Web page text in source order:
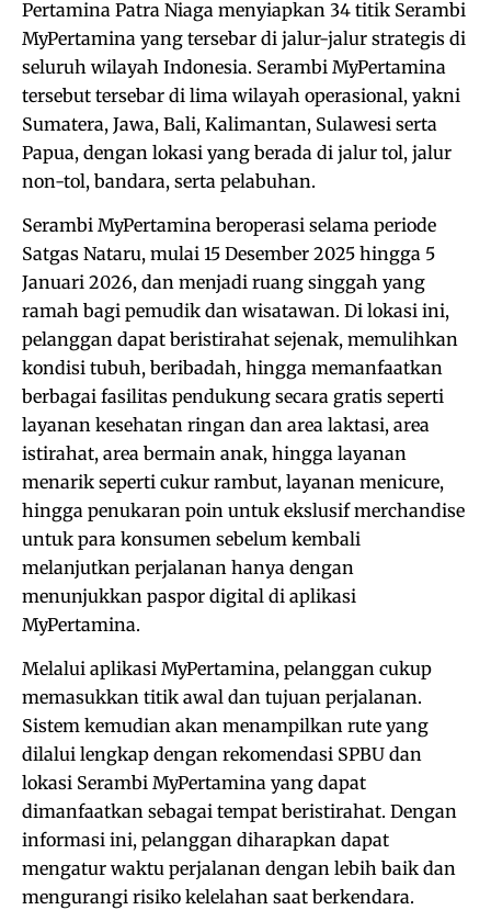
Pertamina Patra Niaga menyiapkan 34 titik Serambi
MyPertamina yang tersebar di jalur-jalur strategis di
seluruh wilayah Indonesia. Serambi MyPertamina
tersebut tersebar di lima wilayah operasional, yakni
Sumatera, Jawa, Bali, Kalimantan, Sulawesi serta
Papua, dengan lokasi yang berada di jalur tol, jalur
non-tol, bandara, serta pelabuhan.
Serambi MyPertamina beroperasi selama periode
Satgas Nataru, mulai 15 Desember 2025 hingga 5
Januari 2026, dan menjadi ruang singgah yang
ramah bagi pemudik dan wisatawan. Di lokasi ini,
pelanggan dapat beristirahat sejenak, memulihkan
kondisi tubuh, beribadah, hingga memanfaatkan
berbagai fasilitas pendukung secara gratis seperti
layanan kesehatan ringan dan area laktasi, area
istirahat, area bermain anak, hingga layanan
menarik seperti cukur rambut, layanan menicure,
hingga penukaran poin untuk ekslusif merchandise
untuk para konsumen sebelum kembali
melanjutkan perjalanan hanya dengan
menunjukkan paspor digital di aplikasi
MyPertamina.
Melalui aplikasi MyPertamina, pelanggan cukup
memasukkan titik awal dan tujuan perjalanan.
Sistem kemudian akan menampilkan rute yang
dilalui lengkap dengan rekomendasi SPBU dan
lokasi Serambi MyPertamina yang dapat
dimanfaatkan sebagai tempat beristirahat. Dengan
informasi ini, pelanggan diharapkan dapat
mengatur waktu perjalanan dengan lebih baik dan
mengurangi risiko kelelahan saat berkendara.